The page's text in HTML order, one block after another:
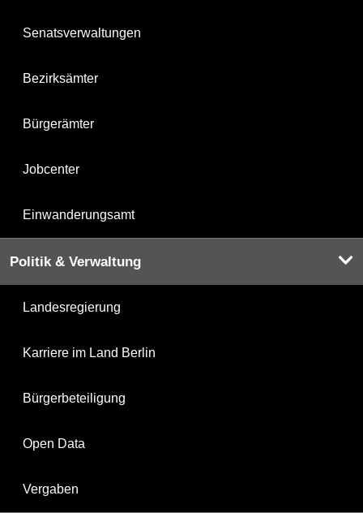
Senatsverwaltungen
Bezirksämter
Bürgerämter
Jobcenter
Einwanderungsamt
Politik & Verwaltung
Landesregierung
Karriere im Land Berlin
Bürgerbeteiligung
Open Data
Vergaben